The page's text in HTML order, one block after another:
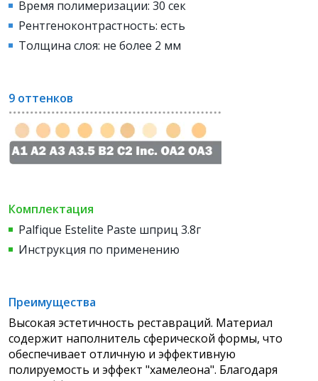
Время полимеризации: 30 сек
Рентгеноконтрастность: есть
Толщина слоя: не более 2 мм
9 оттенков
Комплектация
Palfique Estelite Paste шприц 3.8г
Инструкция по применению
Преимущества
Высокая эстетичность реставраций. Материал
содержит наполнитель сферической формы, что
обеспечивает отличную и эффективную
полируемость и эффект "хамелеона". Благодаря